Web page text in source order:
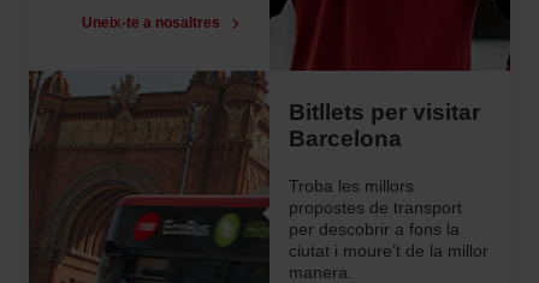
Uneix-te a nosaltres
Bitllets per visitar
Barcelona
Troba les millors
propostes de transport
per descobrir a fons la
ciutat i moure’t de la millor
manera.